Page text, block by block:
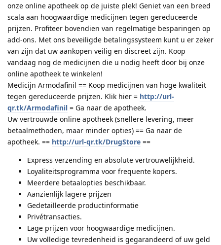
onze online apotheek op de juiste plek! Geniet van een breed
scala aan hoogwaardige medicijnen tegen gereduceerde
prijzen. Profiteer bovendien van regelmatige besparingen op
add-ons. Met ons beveiligde betalingssysteem kunt u er zeker
van zijn dat uw aankopen veilig en discreet zijn. Koop
vandaag nog de medicijnen die u nodig heeft door bij onze
online apotheek te winkelen!
Medicijn Armodafinil == Koop medicijnen van hoge kwaliteit
tegen gereduceerde prijzen. Klik hier = http://url-
qr.tk/Armodafinil = Ga naar de apotheek.
Uw vertrouwde online apotheek (snellere levering, meer
betaalmethoden, maar minder opties) == Ga naar de
apotheek. == http://url-qr.tk/DrugStore ==
Express verzending en absolute vertrouwelijkheid.
Loyaliteitsprogramma voor frequente kopers.
Meerdere betaalopties beschikbaar.
Aanzienlijk lagere prijzen
Gedetailleerde productinformatie
Privétransacties.
Lage prijzen voor hoogwaardige medicijnen.
Uw volledige tevredenheid is gegarandeerd of uw geld